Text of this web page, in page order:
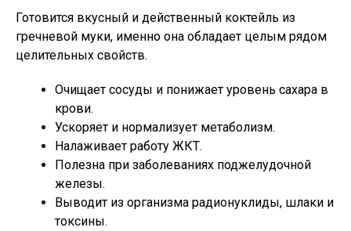
Готовится вкусный и действенный коктейль из
гречневой муки, именно она обладает целым рядом
целительных свойств.
Очищает сосуды и понижает уровень сахара в
крови.
Ускоряет и нормализует метаболизм.
Налаживает работу ЖКТ.
Полезна при заболеваниях поджелудочной
железы.
Выводит из организма радионуклиды, шлаки и
токсины.